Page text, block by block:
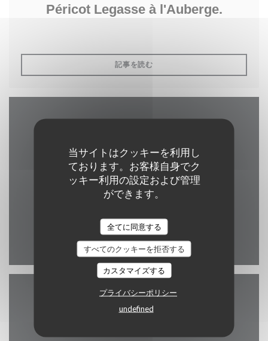
当サイトはクッキーを利用し
ております。お客様自身でク
ッキー利用の設定および管理
ができます。
全てに同意する
すべてのクッキーを拒否する
カスタマイズする
プライバシーポリシー
undefined
Péricot Legasse à l'Auberge.
記事を読む
2 rue alphonse callais 76480 jumieges
Facebook ((新しいウィンド
お問い合わせ